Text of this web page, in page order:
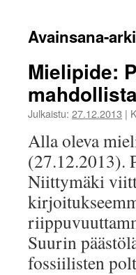
Avainsana-
Mielipide:
mahdollista
Julkaistu: 27.12.2013 |
Alla oleva
(27.12.2013).
Niittymäki
Suurin
fossiilisten